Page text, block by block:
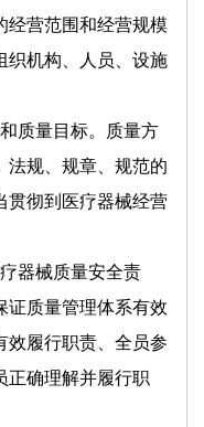
经营范围和经营规模
织机构、人员、设施
质量目标。质量方
法规、规章、规范的
贯彻到医疗器械经营
器械质量安全责
证质量管理体系有效
效履行职责、全员参
正确理解并履行职